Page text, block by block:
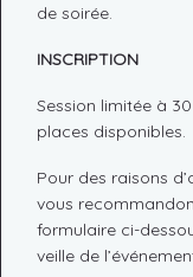
de soirée.
INSCRIPTION
Session limitée à
places disponibles.
Pour des raisons
vous
formulaire ci-
veille de